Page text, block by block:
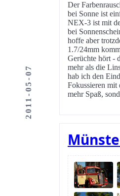
2011-05-07
Der
bei Sonne ist
NEX-3 ist mit
bei
hoffe aber
1.7/24mm
Gerüchte hört -
mehr als die
hab ich den
Fokussieren
mehr Spaß,